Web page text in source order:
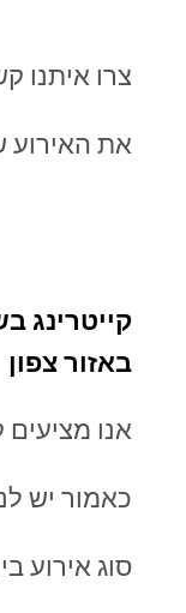
צרו איתנו
את האירוע
קייטרינג
באזור צפון
אנו מציעים
כאמור יש
סוג אירוע